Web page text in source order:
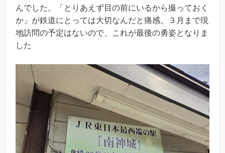
んでした。「とりあえず目の前にいるから撮っておく
か」が鉄道にとっては大切なんだと痛感。３月まで現
地訪問の予定はないので、これが最後の勇姿となりま
した